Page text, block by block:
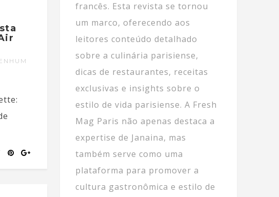
francês. Esta revista se tornou
um marco, oferecendo aos
leitores conteúdo detalhado
sobre a culinária parisiense,
dicas de restaurantes, receitas
exclusivas e insights sobre o
estilo de vida parisiense. A Fresh
Mag Paris não apenas destaca a
expertise de Janaina, mas
também serve como uma
plataforma para promover a
cultura gastronômica e estilo de